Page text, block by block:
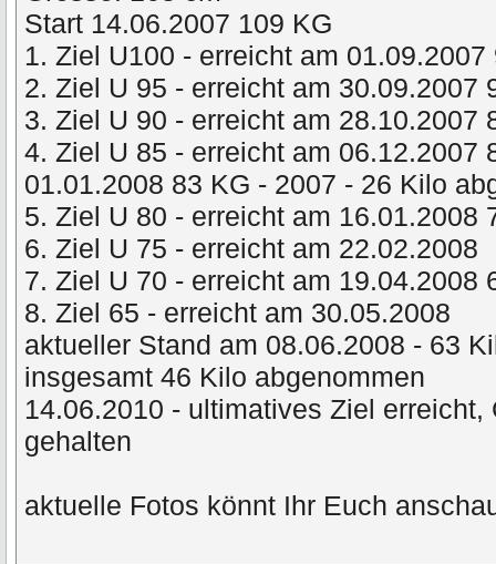
Start 14.06.2007 109 KG
1. Ziel U100 - erreicht am 01.09.2007
2. Ziel U 95 - erreicht am 30.09.2007
3. Ziel U 90 - erreicht am 28.10.2007
4. Ziel U 85 - erreicht am 06.12.2007
01.01.2008 83 KG - 2007 - 26 Kilo
5. Ziel U 80 - erreicht am 16.01.2008
6. Ziel U 75 - erreicht am 22.02.2008
7. Ziel U 70 - erreicht am 19.04.2008
8. Ziel 65 - erreicht am 30.05.2008
aktueller Stand am 08.06.2008 - 63
insgesamt 46 Kilo abgenommen
14.06.2010 - ultimatives Ziel
gehalten
aktuelle Fotos könnt Ihr Euch